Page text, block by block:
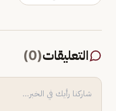
التعليقات(
0
)